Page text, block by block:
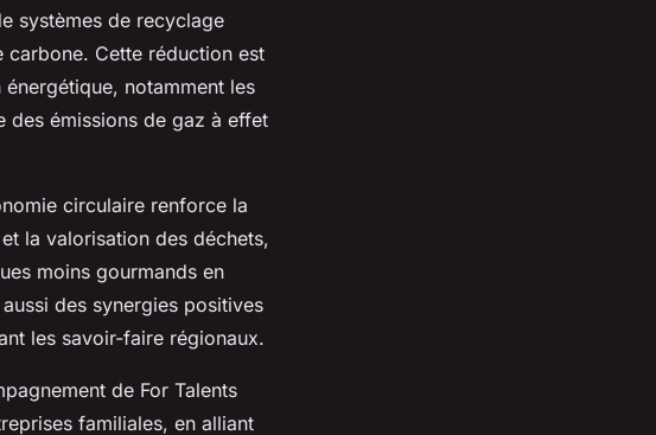
systèmes de recyclage
carbone. Cette réduction est
notamment les
des émissions de gaz à effet
circulaire renforce la
la valorisation des déchets,
moins gourmands en
des synergies positives
les savoir-faire régionaux.
de For Talents
familiales, en alliant